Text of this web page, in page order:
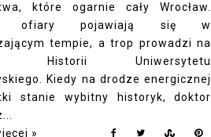
które ogarnie cały Wrocław.
ofiary pojawiają się w
tempie, a trop prowadzi na
Historii Uniwersytetu
Kiedy na drodze energicznej
stanie wybitny historyk, doktor
»